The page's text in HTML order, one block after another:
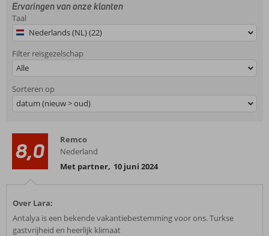
Ervaringen van onze klanten
Taal
Nederlands (NL) (22)
Filter reisgezelschap
Alle
Sorteren op
datum (nieuw > oud)
8,0
Remco
Nederland
Met partner, 10 juni 2024
Over Lara:
Antalya is een bekende vakantiebestemming voor ons. Turkse
gastvrijheid en heerlijk klimaat